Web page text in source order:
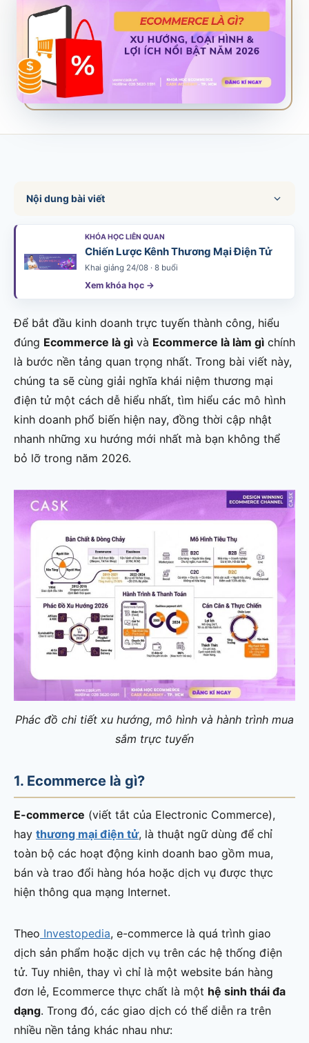
SALES & DISTRIBUTION
Modern Trade Key Account Management
Quản trị khách hàng trọng điểm kênh hiện đại
Design Winning Ecommerce Channel
Nội dung bài viết
KHÓA HỌC LIÊN QUAN
Chiến Lược Kênh Thương Mại Điện Tử
Khai giảng 24/08 · 8 buổi
Xem khóa học →
Để bắt đầu kinh doanh trực tuyến thành công, hiểu
đúng Ecommerce là gì và Ecommerce là làm gì chính
là bước nền tảng quan trọng nhất. Trong bài viết này,
chúng ta sẽ cùng giải nghĩa khái niệm thương mại
điện tử một cách dễ hiểu nhất, tìm hiểu các mô hình
kinh doanh phổ biến hiện nay, đồng thời cập nhật
nhanh những xu hướng mới nhất mà bạn không thể
bỏ lỡ trong năm 2026.
Phác đồ chi tiết xu hướng, mô hình và hành trình mua
sắm trực tuyến
1. Ecommerce là gì?
E-commerce (viết tắt của Electronic Commerce),
hay thương mại điện tử, là thuật ngữ dùng để chỉ
toàn bộ các hoạt động kinh doanh bao gồm mua,
bán và trao đổi hàng hóa hoặc dịch vụ được thực
hiện thông qua mạng Internet.
Theo Investopedia, e-commerce là quá trình giao
dịch sản phẩm hoặc dịch vụ trên các hệ thống điện
tử. Tuy nhiên, thay vì chỉ là một website bán hàng
đơn lẻ, Ecommerce thực chất là một hệ sinh thái đa
dạng. Trong đó, các giao dịch có thể diễn ra trên
nhiều nền tảng khác nhau như: